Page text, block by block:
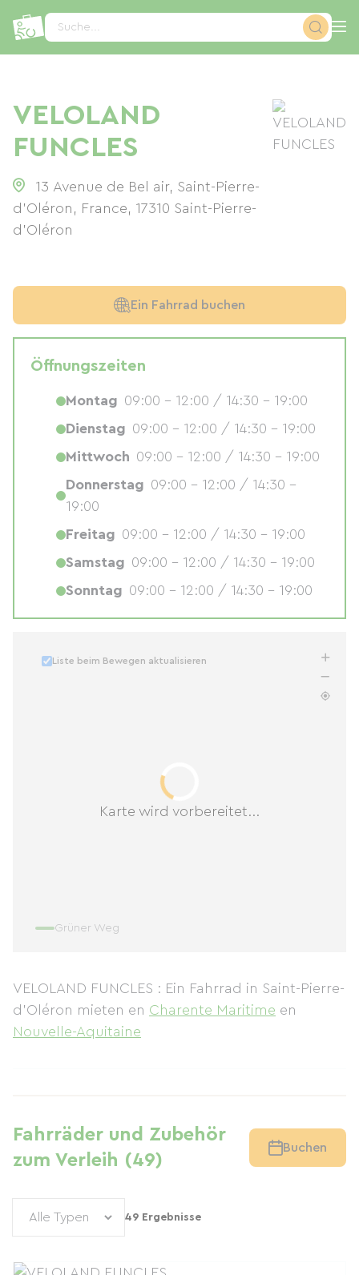
Suche...
VELOLAND
FUNCLES
13 Avenue de Bel air, Saint-Pierre-
d'Oléron, France, 17310 Saint-Pierre-
d'Oléron
Karte wird vorbereitet...
Liste beim Bewegen aktualisieren
Grüner Weg
VELOLAND FUNCLES : Ein Fahrrad in Saint-Pierre-
d'Oléron mieten en Charente Maritime en
Nouvelle-Aquitaine
Fahrräder und Zubehör
zum Verleih (49)
Buchen
49 Ergebnisse
Ein Fahrrad buchen
Öffnungszeiten
Montag 09:00 - 12:00 / 14:30 - 19:00
Dienstag 09:00 - 12:00 / 14:30 - 19:00
Mittwoch 09:00 - 12:00 / 14:30 - 19:00
Donnerstag 09:00 - 12:00 / 14:30 -
19:00
Freitag 09:00 - 12:00 / 14:30 - 19:00
Samstag 09:00 - 12:00 / 14:30 - 19:00
Sonntag 09:00 - 12:00 / 14:30 - 19:00
Cookie-Einstellungen